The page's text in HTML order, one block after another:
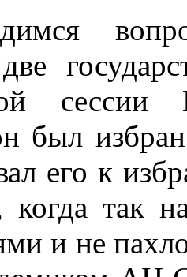
был
его к
когда так
и не